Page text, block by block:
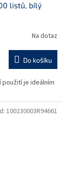
listů, bílý
Na dotaz
Do košíku
je ideálním
100230003R94661